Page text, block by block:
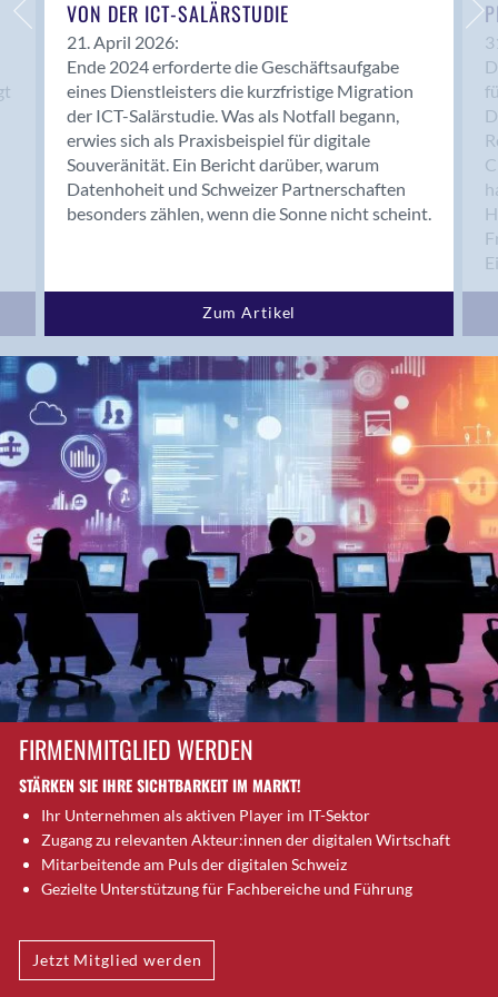
Bern 15
Bern 22
Bern 65
Bern 9
Bern-Zollikofen
Biel/Bienne
Binningen
Bolligen
Bremgarten bei Bern
Brig
Brig-Glis
Bronschhofen
Brugg
Brugg AG
Brütten
Bubendorf
Bubikon
Burgdorf
Bäretswil
Bülach
Cazis
Cham
Chur
Crissier
Davos Platz
Dietikon
Dietlikon
VON DER ICT-SALÄRSTUDIE
21. April 2026:
Ende 2024 erforderte die Geschäftsaufgabe
eines Dienstleisters die kurzfristige Migration
der ICT-Salärstudie. Was als Notfall begann,
erwies sich als Praxisbeispiel für digitale
Souveränität. Ein Bericht darüber, warum
Datenhoheit und Schweizer Partnerschaften
besonders zählen, wenn die Sonne nicht scheint.
Zum Artikel
FIRMENMITGLIED WERDEN
STÄRKEN SIE IHRE SICHTBARKEIT IM MARKT!
Ihr Unternehmen als aktiven Player im IT-Sektor
Zugang zu relevanten Akteur:innen der digitalen Wirtschaft
Mitarbeitende am Puls der digitalen Schweiz
Gezielte Unterstützung für Fachbereiche und Führung
Jetzt Mitglied werden